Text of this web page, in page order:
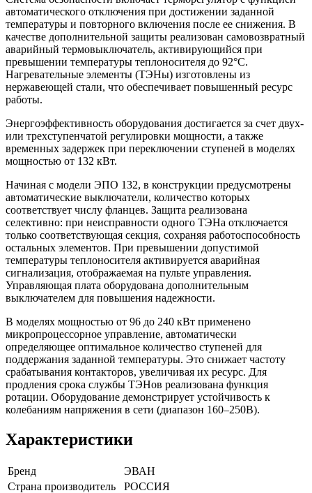
автоматического отключения при достижении заданной
температуры и повторного включения после ее снижения. В
качестве дополнительной защиты реализован самовозвратный
аварийный термовыключатель, активирующийся при
превышении температуры теплоносителя до 92°C.
Нагревательные элементы (ТЭНы) изготовлены из
нержавеющей стали, что обеспечивает повышенный ресурс
работы.
Энергоэффективность оборудования достигается за счет двух-
или трехступенчатой регулировки мощности, а также
временных задержек при переключении ступеней в моделях
мощностью от 132 кВт.
Начиная с модели ЭПО 132, в конструкции предусмотрены
автоматические выключатели, количество которых
соответствует числу фланцев. Защита реализована
селективно: при неисправности одного ТЭНа отключается
только соответствующая секция, сохраняя работоспособность
остальных элементов. При превышении допустимой
температуры теплоносителя активируется аварийная
сигнализация, отображаемая на пульте управления.
Управляющая плата оборудована дополнительным
выключателем для повышения надежности.
В моделях мощностью от 96 до 240 кВт применено
микропроцессорное управление, автоматически
определяющее оптимальное количество ступеней для
поддержания заданной температуры. Это снижает частоту
срабатывания контакторов, увеличивая их ресурс. Для
продления срока службы ТЭНов реализована функция
ротации. Оборудование демонстрирует устойчивость к
колебаниям напряжения в сети (диапазон 160–250В).
Характеристики
Бренд
ЭВАН
Страна производитель
РОССИЯ